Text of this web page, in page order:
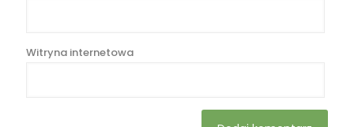
Witryna internetowa